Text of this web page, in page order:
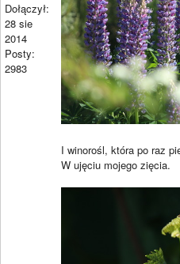
Dołączył:
28 sie
2014
Posty:
2983
I winorośl, która po raz
W ujęciu mojego zięcia.